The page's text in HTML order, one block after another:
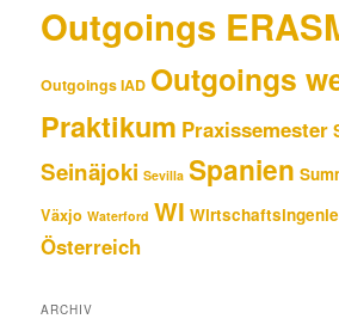
Outgoings
Outgoings IAD Outgoings
Praktikum Praxissemester
Seinäjoki Sevilla Spanien
Växjo Waterford WI
Österreich
ARCHIV